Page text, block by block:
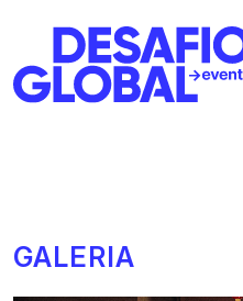
GALERIA